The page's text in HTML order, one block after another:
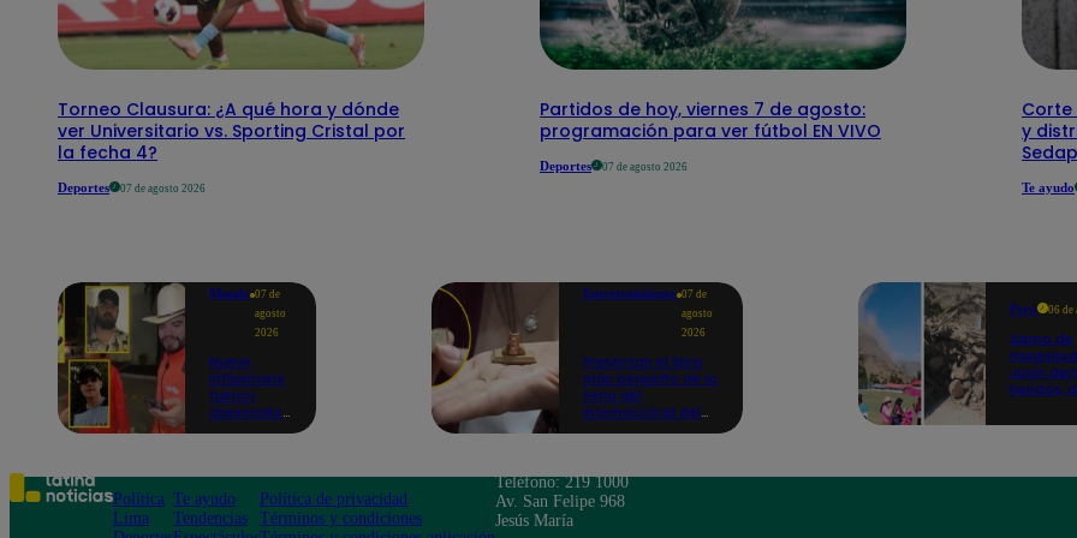
Torneo Clausura: ¿A qué hora y dónde
ver Universitario vs. Sporting Cristal por
la fecha 4?
Deportes 07 de agosto 2026
Partidos de hoy, viernes 7 de agosto:
programación para ver fútbol EN VIVO
Deportes 07 de agosto 2026
Corte
y
Te ayudo
Mundo 07 de
agosto
2026
Nueve
influencers
fueron
asesinados
el Cártel de
Sinaloa
Entretenimiento 07 de
agosto
2026
Presentan el libro
más pequeño de la
Feria del
Internacional del
Perú 06 de
Sismo de
Junín
heridos,
propició
Política
Lima
Te ayudo
Tendencias
Política de privacidad
Términos y condiciones
Teléfono: 219 1000
Av. San Felipe 968
Jesús María